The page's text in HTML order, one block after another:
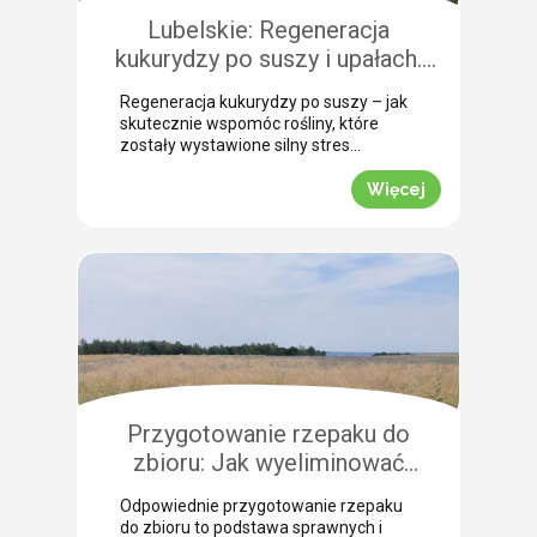
Lubelskie: Regeneracja
kukurydzy po suszy i upałach.
Zobacz rekomendacje z pola!
Regeneracja kukurydzy po suszy – jak
skutecznie wspomóc rośliny, które
zostały wystawione silny stres
termiczny? Jak informuje nasz ekspert
Leszek Konior, kluczem jest szybka
reakcja i wykorzystanie momentu, gdy
przeprowadzona w powiecie
Odpowiednio dobrana strategia
pozwala roślinom odbudować kondycję
fizjologiczną. Pozwijane […]
Więcej
Przygotowanie rzepaku do
zbioru: Jak wyeliminować
chwasty i obniżyć koszty żniw?
Odpowiednie przygotowanie rzepaku
do zbioru to podstawa sprawnych i